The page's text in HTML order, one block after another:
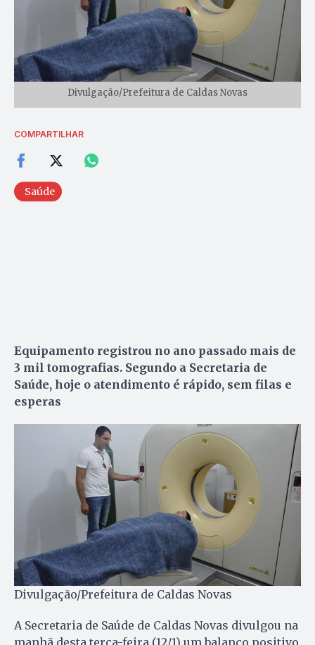
Divulgação/Prefeitura de Caldas Novas
COMPARTILHAR
Saúde
Equipamento registrou no ano passado mais de
3 mil tomografias. Segundo a Secretaria de
Saúde, hoje o atendimento é rápido, sem filas e
esperas
Divulgação/Prefeitura de Caldas Novas
A Secretaria de Saúde de Caldas Novas divulgou na